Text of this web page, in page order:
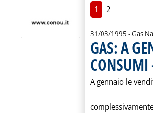
1 2
31/03/1995 - Gas
GAS: A
CONSUMI
A gennaio le